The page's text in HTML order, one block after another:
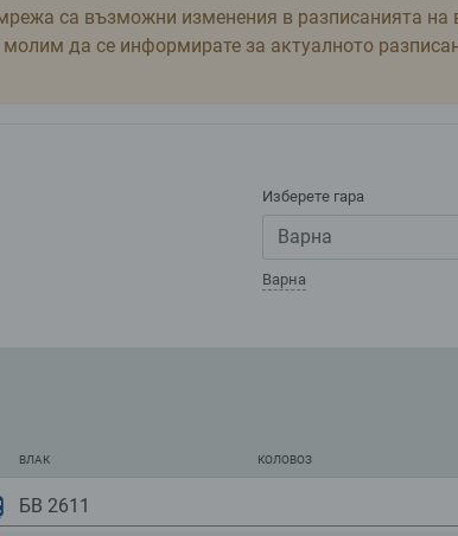
са възможни изменения в разписанията на
да се информирате за актуалното
Изберете гара
Варна
ВЛАК КОЛОВОЗ
БВ 2611